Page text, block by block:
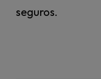
seguros.